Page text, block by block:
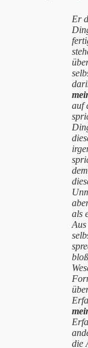
Er
auf
als
Aus
bloß
die